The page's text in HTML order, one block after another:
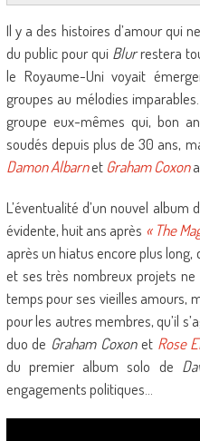
Il y a des histoires d’amour qui
du public pour qui Blurrestera
le Royaume-Uni voyait
groupes au mélodies
groupe eux-mêmes qui, bon
soudés depuis plus de 30 ans,
Damon Albarnet Graham Coxon
L’éventualité d’un nouvel album
évidente, huit ans après « The
après un hiatus encore plus long,
et ses très nombreux projets
temps pour ses vieilles amours,
pour les autres membres, qu’il
duo de Graham Coxonet Rose
du premier album solo de
engagements politiques…